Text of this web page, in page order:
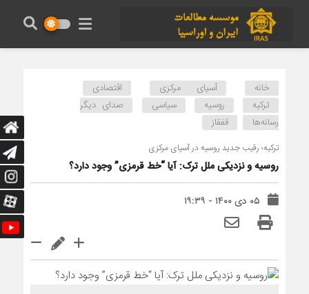
خانه آسیای مرکزی
اقتصادی
ترکیه
روسیه سیاسی
صدای دیگر
رسانه‌ها
قفقاز
ترکیه؛ رقیب جدید روسیه در آسیای مرکزی
روسیه و نزدیکی ملل ترک: آیا “خط قرمزی” وجود دارد؟
۰۵ دی ۱۴۰۰ - ۱۹:۳۹